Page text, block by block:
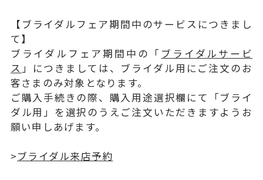
【ブライダルフェア期間中のサービスにつきまし
て】
ブライダルフェア期間中の「 ブライダルサービ
ス 」につきましては、ブライダル用にご注文のお
客さまのみ対象となります。
ご購入手続きの際、購入用途選択欄にて「ブライ
ダル用」を選択のうえご注文いただきますようお
願い申しあげます。
>ブライダル来店予約